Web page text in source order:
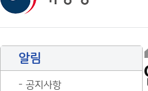
알림
공지사항